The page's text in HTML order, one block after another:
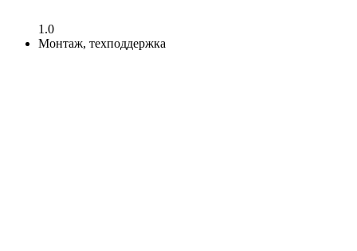
1.0
Монтаж, техподдержка